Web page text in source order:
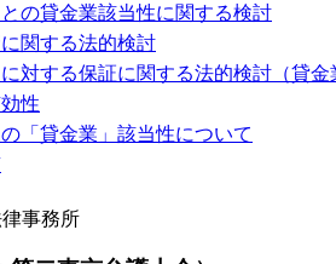
の貸金業該当性に関する検討
関する法的検討
対する保証に関する法的検討（貸金
性
「貸金業」該当性について